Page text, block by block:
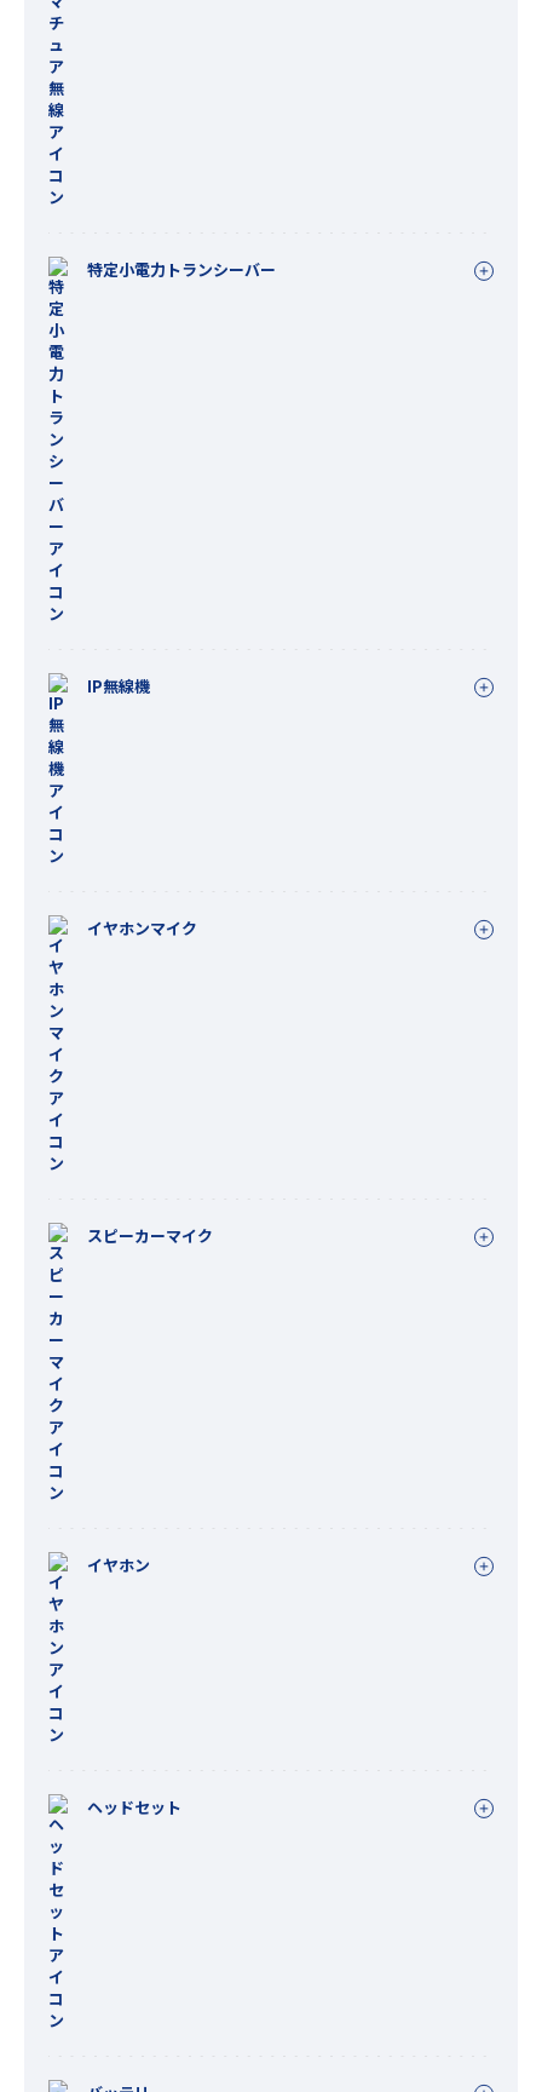
特定小電力トランシーバー
IP無線機
イヤホンマイク
スピーカーマイク
イヤホン
ヘッドセット